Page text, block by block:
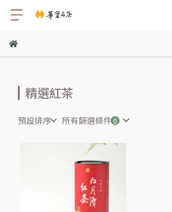
精選紅茶
預設排序 所有篩選條件